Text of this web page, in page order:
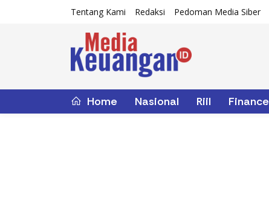
Tentang Kami Redaksi Pedoman Media Siber
Home Nasional Riil Finance